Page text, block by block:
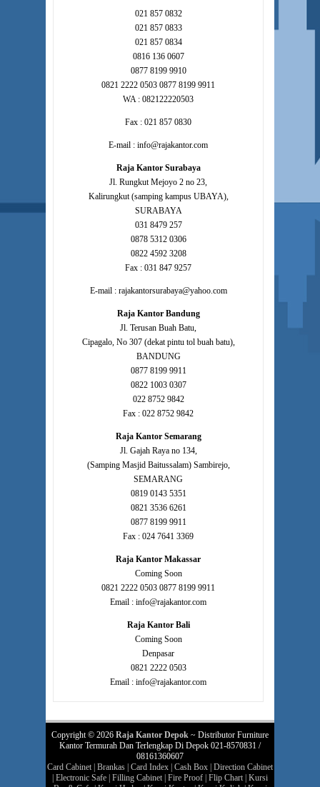
021 857 0832
021 857 0833
021 857 0834
0816 136 0607
0877 8199 9910
0821 2222 0503 0877 8199 9911
WA : 082122220503
Fax : 021 857 0830
E-mail : info@rajakantor.com
Raja Kantor Surabaya
Jl. Rungkut Mejoyo 2 no 23,
Kalirungkut (samping kampus UBAYA),
SURABAYA
031 8479 257
0878 5312 0306
0822 4592 3208
Fax : 031 847 9257
E-mail : rajakantorsurabaya@yahoo.com
Raja Kantor Bandung
Jl. Terusan Buah Batu,
Cipagalo, No 307 (dekat pintu tol buah batu),
BANDUNG
0877 8199 9911
0822 1003 0307
022 8752 9842
Fax : 022 8752 9842
Raja Kantor Semarang
Jl. Gajah Raya no 134,
(Samping Masjid Baitussalam) Sambirejo,
SEMARANG
0819 0143 5351
0821 3536 6261
0877 8199 9911
Fax : 024 7641 3369
Raja Kantor Makassar
Coming Soon
0821 2222 0503 0877 8199 9911
Email : info@rajakantor.com
Raja Kantor Bali
Coming Soon
Denpasar
0821 2222 0503
Email : info@rajakantor.com
Copyright © 2026 Raja Kantor Depok ~ Distributor Furniture
Kantor Termurah Dan Terlengkap Di Depok 021-8570831 /
08161360607
Card Cabinet Brankas Card Index Cash Box Direction Cabinet
Electronic Safe Filling Cabinet Fire Proof Flip Chart Kursi